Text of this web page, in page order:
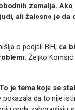
zemalja.
ali žalosno je da
o podjeli BiH, da
Željko Komšić
je tema koja se
pokazala da to nije